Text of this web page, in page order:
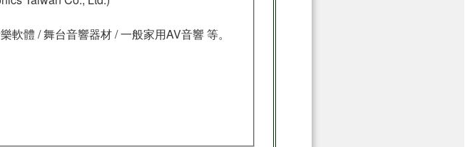
軟體 / 舞台音響器材 / 一般家用AV音響 等。